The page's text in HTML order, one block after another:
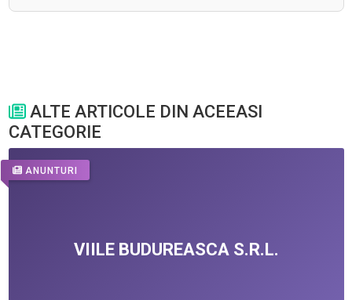
ALTE ARTICOLE DIN ACEEASI
CATEGORIE
ANUNTURI